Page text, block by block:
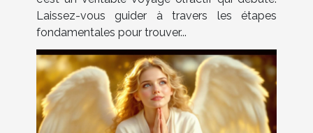
Laissez-vous guider à travers les étapes
fondamentales pour trouver...